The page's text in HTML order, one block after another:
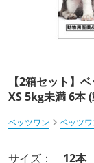
【2箱セット】
XS 5kg未満 6本
ベッツワン
ベッツ
サイズ： 12本